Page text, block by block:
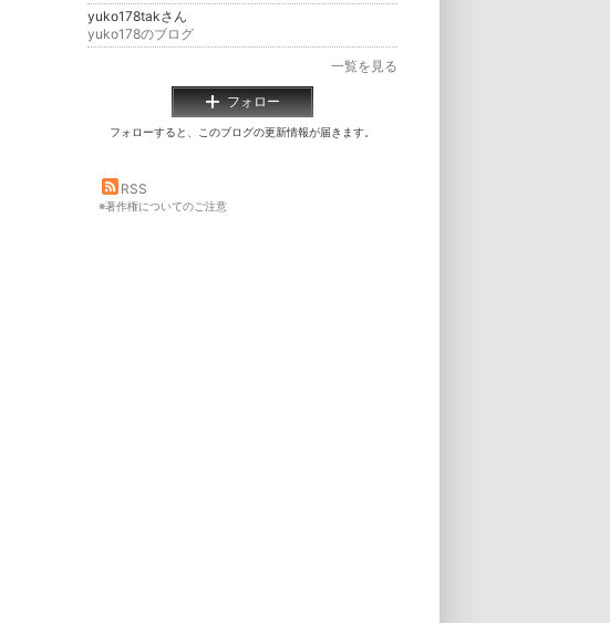
yuko178takさん
yuko178のブログ
一覧を見る
フォロー
フォローすると、このブログの更新情報が届きます。
RSS
※著作権についてのご注意